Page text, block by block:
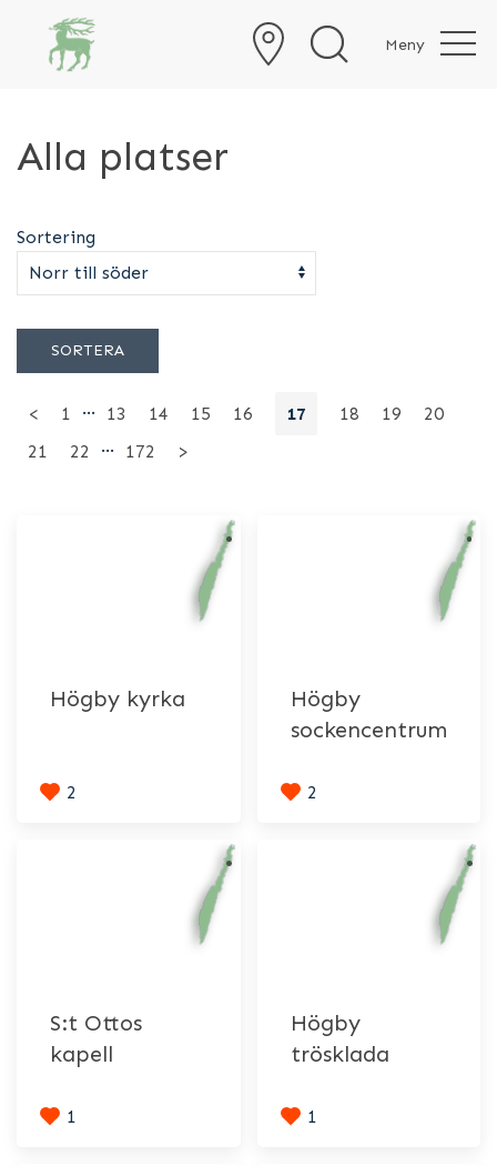
Meny
Alla platser
Sortering
SORTERA
< 1 … 13 14 15 16 17 18 19
20
21
22 … 172 >
Högby kyrka
2
Högby
sockencentrum
2
S:t Ottos
kapell
1
Högby
trösklada
1